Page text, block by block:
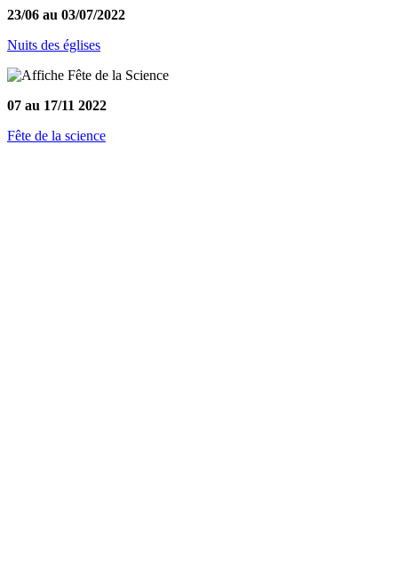
23/06 au 03/07/2022
Nuits des églises
07 au 17/11 2022
Fête de la science